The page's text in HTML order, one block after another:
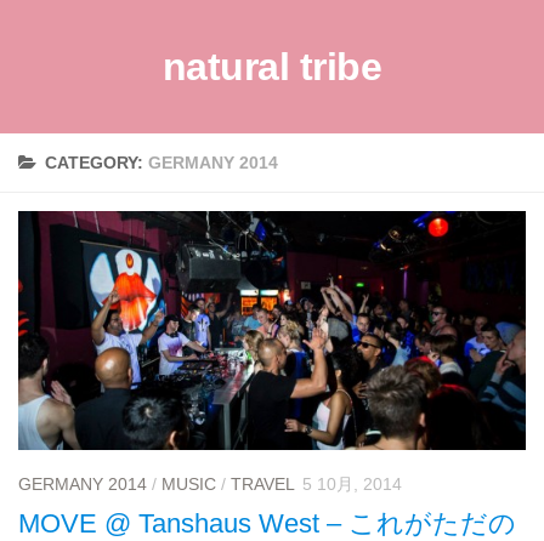
natural tribe
CATEGORY: GERMANY 2014
GERMANY 2014 / MUSIC / TRAVEL 5 10月, 2014
MOVE @ Tanshaus West – これがただの